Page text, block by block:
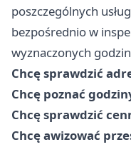
poszczególnych
bezpośrednio w
wyznaczonych
Chcę sprawdzić
Chcę poznać
Chcę sprawdzić
Chcę awizować